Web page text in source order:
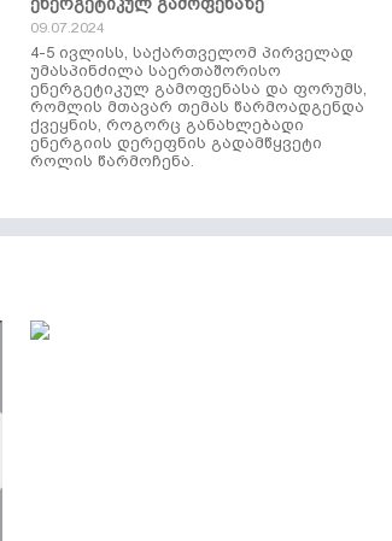
09.07.2024
4-5 ივლისს, საქართველომ პირველად
უმასპინძილა საერთაშორისო
ენერგეტიკულ გამოფენასა და ფორუმს,
რომლის მთავარ თემას წარმოადგენდა
ქვეყნის, როგორც განახლებადი
ენერგიის დერეფნის გადამწყვეტი
როლის წარმოჩენა.